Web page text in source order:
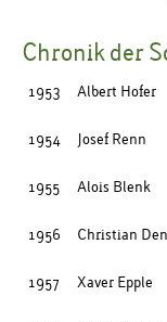
Chronik der
1953 Albert Hofer
1954 Josef Renn
1955 Alois Blenk
1956 Christian
1957 Xaver Epple